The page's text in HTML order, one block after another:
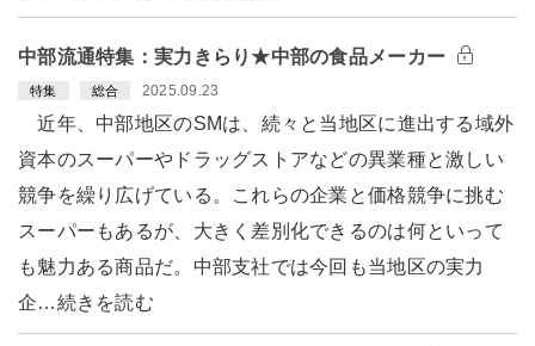
中部流通特集：実力きらり★中部の食品メーカー
特集 総合 2025.09.23
近年、中部地区のSMは、続々と当地区に進出する域外
資本のスーパーやドラッグストアなどの異業種と激しい
競争を繰り広げている。これらの企業と価格競争に挑む
スーパーもあるが、大きく差別化できるのは何といって
も魅力ある商品だ。中部支社では今回も当地区の実力
企…続きを読む